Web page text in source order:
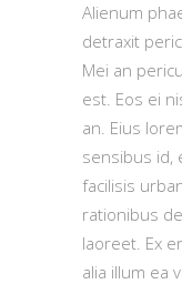
Alienum
detraxit
Mei an
est. Eos ei
an. Eius
sensibus id,
facilisis
rationibus
laoreet. Ex
alia illum ea